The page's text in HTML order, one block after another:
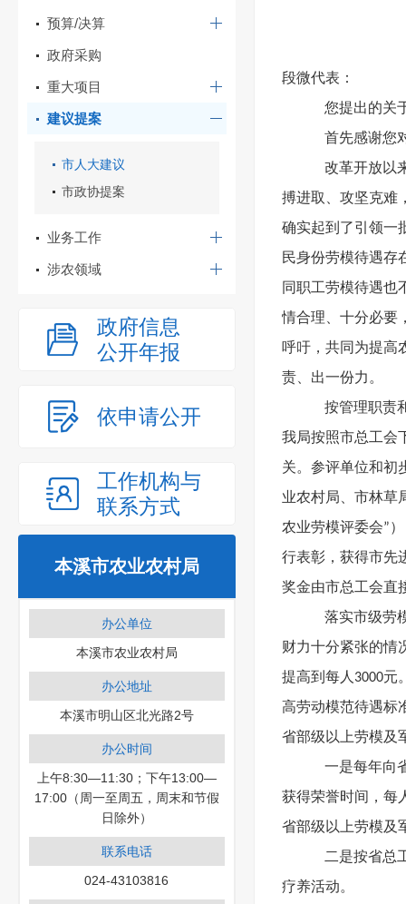
预算/决算
政府采购
重大项目
建议提案
市人大建议
市政协提案
业务工作
涉农领域
政府信息
公开年报
依申请公开
工作机构与
联系方式
本溪市农业农村局
办公单位
本溪市农业农村局
办公地址
本溪市明山区北光路2号
办公时间
上午8:30—11:30；下午13:00—
17:00（周一至周五，周末和节假
日除外）
联系电话
024-43103816
段微代表：
您提出的关
首先感谢您
改革开放以
搏进取、攻坚克难
确实起到了引领一
民身份劳模待遇存
同职工劳模待遇也
情合理、十分必要
呼吁，共同为提高
责、出一份力。
按管理职责
我局按照市总工会
关。 参评单位和初
业农村局、市林草
农业劳模评委会”
行表彰，获得市先
奖金由市总工会直
落实市级劳
财力十分紧张的情
提高到每人3000元
高劳动模范待遇标
省部级以上劳模及
一是每年向
获得荣誉时间，每
省部级以上劳模及
二是按省总
疗养活动。